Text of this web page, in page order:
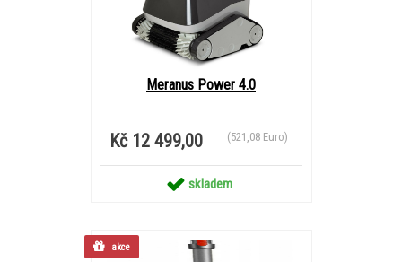
Meranus Power 4.0
Kč 12 499,00 (521,08 Euro)
skladem
akce